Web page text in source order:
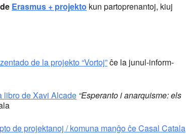
Erasmus + projekto kun partoprenantoj, kiuj
de la projekto “Vortoj”ĉe la junul-inform-
libro de Xavi Alcade “Esperanto i anarquisme: els
de projektanoj / komuna manĝo ĉe Casal Catala